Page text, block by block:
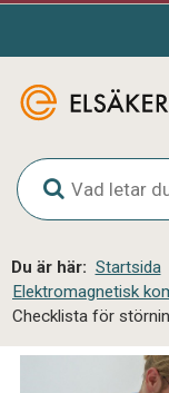
G
l
o
a
l
s
i
Du är här: Startsida
Elektromagnetisk
Checklista för